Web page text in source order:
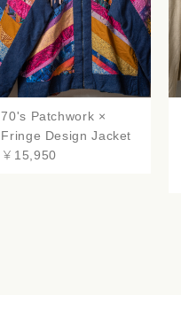
70's Patchwork ×
Fringe Design Jacket
￥15,950